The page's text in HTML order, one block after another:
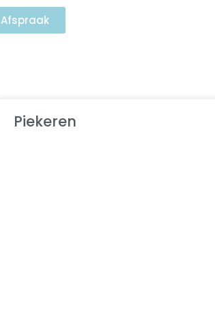
Afspraak
Piekeren